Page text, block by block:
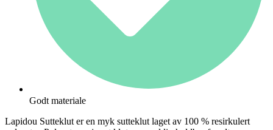
Godt materiale
Lapidou Sutteklut er en myk sutteklut laget av 100 % resirkulert